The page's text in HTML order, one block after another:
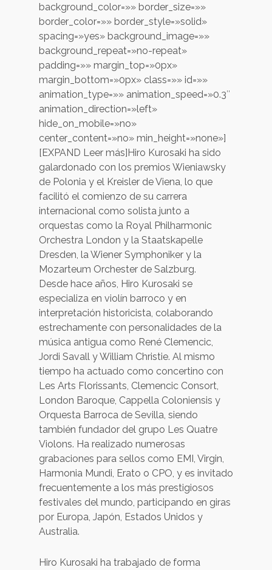
background_color=»» border_size=»»
border_color=»» border_style=»solid»
spacing=»yes» background_image=»»
background_repeat=»no-repeat»
padding=»» margin_top=»0px»
margin_bottom=»0px» class=»» id=»»
animation_type=»» animation_speed=»0.3″
animation_direction=»left»
hide_on_mobile=»no»
center_content=»no» min_height=»none»]
[EXPAND Leer más]Hiro Kurosaki ha sido
galardonado con los premios Wieniawsky
de Polonia y el Kreisler de Viena, lo que
facilitó el comienzo de su carrera
internacional como solista junto a
orquestas como la Royal Philharmonic
Orchestra London y la Staatskapelle
Dresden, la Wiener Symphoniker y la
Mozarteum Orchester de Salzburg.
Desde hace años, Hiro Kurosaki se
especializa en violín barroco y en
interpretación historicista, colaborando
estrechamente con personalidades de la
música antigua como René Clemencic,
Jordi Savall y William Christie. Al mismo
tiempo ha actuado como concertino con
Les Arts Florissants, Clemencic Consort,
London Baroque, Cappella Coloniensis y
Orquesta Barroca de Sevilla, siendo
también fundador del grupo Les Quatre
Violons. Ha realizado numerosas
grabaciones para sellos como EMI, Virgin,
Harmonia Mundi, Erato o CPO, y es invitado
frecuentemente a los más prestigiosos
festivales del mundo, participando en giras
por Europa, Japón, Estados Unidos y
Australia.
Hiro Kurosaki ha trabajado de forma